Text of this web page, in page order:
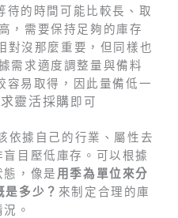
待的時間可能比較長、取
，需要保持足夠的庫存
對沒那麼重要，但同樣也
需求適度調整量與備料
容易取得，因此量備低一
靈活採購即可
依據自己的行業、屬性去
目壓低庫存。可以根據
，像是用季為單位來分
是多少？ 來制定合理的庫
。